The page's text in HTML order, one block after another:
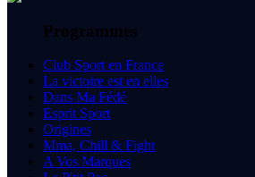
Programmes
Club Sport en France
La victoire est en elles
Dans Ma Fédé
Esprit Sport
Origines
Mma, Chill & Fight
A Vos Marques